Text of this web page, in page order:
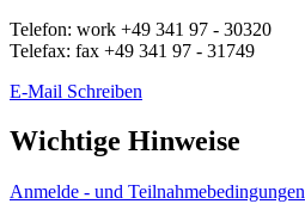
Telefon: work +49 341 97 - 30320
Telefax: fax +49 341 97 - 31749
E-Mail Schreiben
Wichtige Hinweise
Anmelde - und Teilnahmebedingungen